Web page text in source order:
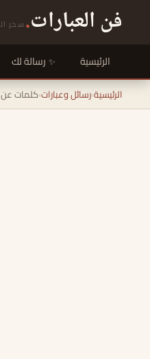
فن العبارات.سحر
الرئيسية رسالة لك
الرئيسية›رسائل وعبارات›كلمات عن